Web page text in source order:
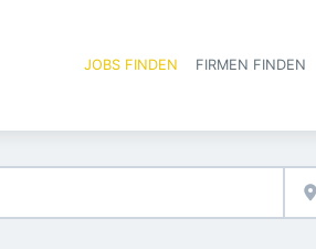
JOBS FINDEN FIRMEN FINDEN